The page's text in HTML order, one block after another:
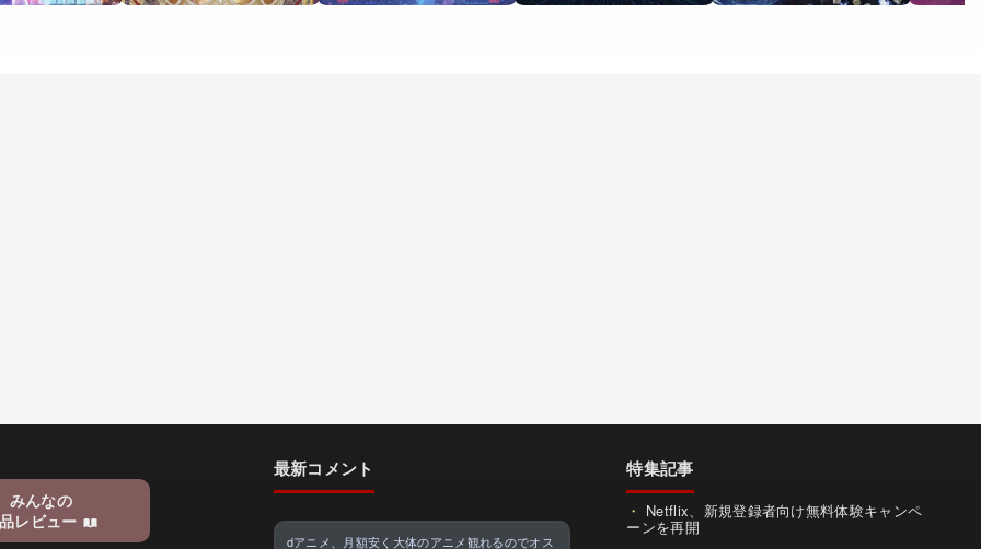
みんなの
レビュー
最新コメント
dアニメ、月額安く大体のアニメ観れるのでオス
特集記事
Netflix、新規登録者向け無料体験キャンペ
ーンを再開